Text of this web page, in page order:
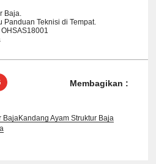
Baja.
Panduan Teknisi di Tempat.
Membagikan :
BajaKandang Ayam Struktur Baja